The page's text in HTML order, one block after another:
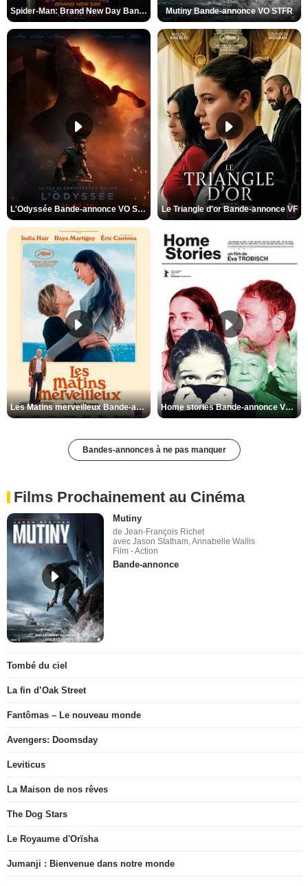
Spider-Man: Brand New Day Bande-annonce VO STFR Mutiny Bande-annonce VO STFR
L'Odyssée Bande-annonce VO STFR Le Triangle d'or Bande-annonce VF
Les Matins merveilleux Bande-annonce VF Home stories Bande-annonce VO STFR
Bandes-annonces à ne pas manquer
Films Prochainement au Cinéma
Mutiny
de Jean-François Richet
avec Jason Statham, Annabelle Wallis
Film - Action
Bande-annonce
Tombé du ciel
La fin d’Oak Street
Fantômas – Le nouveau monde
Avengers: Doomsday
Leviticus
La Maison de nos rêves
The Dog Stars
Le Royaume d'Orïsha
Jumanji : Bienvenue dans notre monde